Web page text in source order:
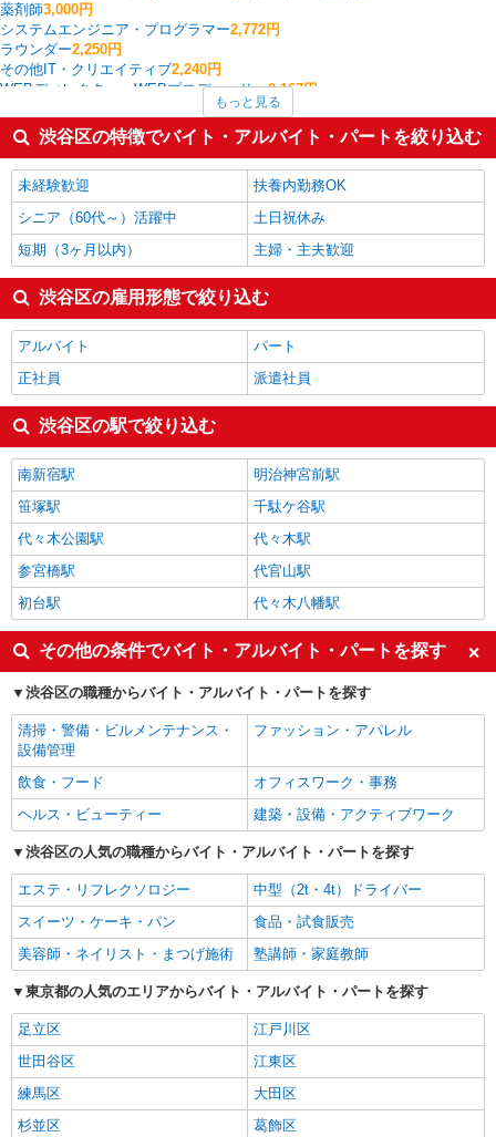
薬剤師3,000円
システムエンジニア・プログラマー2,772円
ラウンダー2,250円
その他IT・クリエイティブ2,240円
WEBディレクター・WEBプロデューサー2,167円
ルートセールス2,100円
英会話・語学関連2,070円
ヘルプデスク・ユーザーサポート2,000円
渋谷区の他の職種の平均時給を見る
もっと見る
渋谷区の特徴でバイト・アルバイト・パートを絞り込む
未経験歓迎
扶養内勤務OK
シニア（60代～）活躍中
土日祝休み
短期（3ヶ月以内）
主婦・主夫歓迎
渋谷区の雇用形態で絞り込む
アルバイト
パート
正社員
派遣社員
渋谷区の駅で絞り込む
南新宿駅
明治神宮前駅
笹塚駅
千駄ケ谷駅
代々木公園駅
代々木駅
参宮橋駅
代官山駅
初台駅
代々木八幡駅
その他の条件でバイト・アルバイト・パートを探す
渋谷区の職種からバイト・アルバイト・パートを探す
清掃・警備・ビルメンテナンス・
設備管理
ファッション・アパレル
飲食・フード
オフィスワーク・事務
ヘルス・ビューティー
建築・設備・アクティブワーク
渋谷区の人気の職種からバイト・アルバイト・パートを探す
エステ・リフレクソロジー
中型（2t・4t）ドライバー
スイーツ・ケーキ・パン
食品・試食販売
美容師・ネイリスト・まつげ施術
塾講師・家庭教師
東京都の人気のエリアからバイト・アルバイト・パートを探す
足立区
江戸川区
世田谷区
江東区
練馬区
大田区
杉並区
葛飾区